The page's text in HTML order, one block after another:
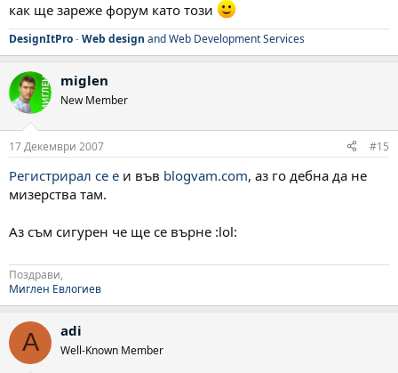
как ще зареже форум като този
DesignItPro-Web design and Web Development Services
miglen
New Member
17 Декември 2007 #15
Регистрирал се е и във blogvam.com, аз го дебна да не
мизерства там.
Аз съм сигурен че ще се върне :lol:
Поздрави,
Миглен Евлогиев
A adi
Well-Known Member